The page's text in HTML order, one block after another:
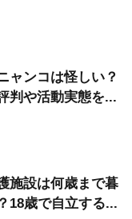
ャンコは怪しい？
判や活動実態を...
施設は何歳まで暮
18歳で自立する...